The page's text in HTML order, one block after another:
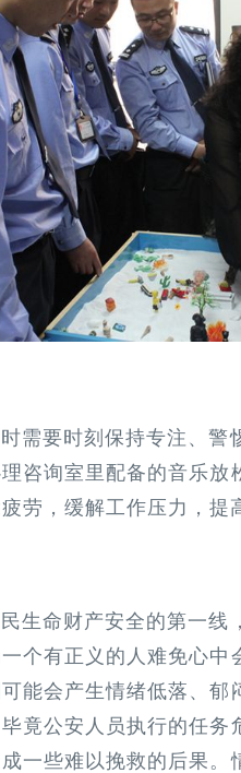
需要时刻保持专注、
咨询室里配备的音乐
劳，缓解工作压力，提
生命财产安全的第一
个有正义的人难免心
能会产生情绪低落、
竟公安人员执行的任
一些难以挽救的后果